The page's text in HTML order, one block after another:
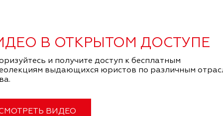
В ОТКРЫТОМ ДОСТУПЕ
и получите доступ к бесплатным
выдающихся юристов по различным
ВИДЕО